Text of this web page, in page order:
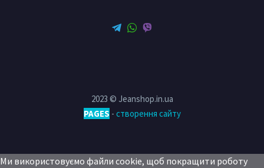
2023 © Jeanshop.in.ua
PAGES - створення сайту
Ми використовуємо файли cookie, щоб покращити роботу